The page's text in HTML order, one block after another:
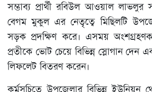
সম্ভাব্য প্রার্থী রবিউল আওয়াল লাভলুর
বেগম মুকুল এর নেতৃত্বে মিছিলটি
সড়ক প্রদক্ষিণ করে। এসময়
প্রতীকে ভোট চেয়ে বিভিন্ন স্লোগান দেন
লিফলেট বিতরণ করেন।